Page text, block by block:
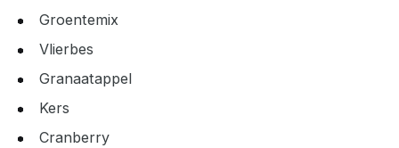
Groentemix
Vlierbes
Granaatappel
Kers
Cranberry